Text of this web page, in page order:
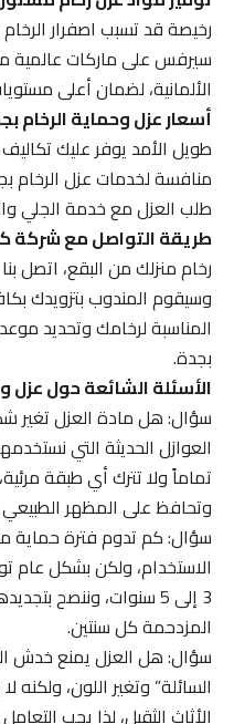
رخيصة قد تسبب اصفرار الرخام
الألمانية، لضمان أعلى
أسعار عزل وحماية الرخام بجدة
طويل الأمد يوفر عليك تكاليف
منافسة لخدمات عزل الرخام
طلب العزل مع خدمة الجلي
طريقة التواصل مع شركة
رخام منزلك من البقع، اتصل بنا
وسيقوم المندوب بتزويدك
المناسبة لرخامك وتحديد
بجدة.
الأسئلة الشائعة حول عزل
سؤال: هل مادة العزل تغير شكل
العوازل الحديثة التي
تماماً ولا تترك أي طبقة
وتحافظ على المظهر الطبيعي
سؤال: كم تدوم فترة حماية
الاستخدام، ولكن بشكل عام
3 إلى 5 سنوات، وننصح
المزدحمة كل سنتين.
سؤال: هل العزل يمنع خدش
السائلة” وتغير اللون، ولكنه
الأثاث الثقيل، لذا يجب التعامل